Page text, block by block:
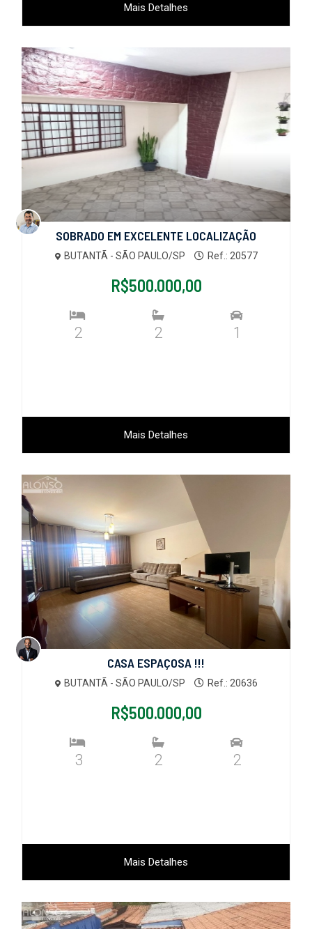
Mais Detalhes
SOBRADO EM EXCELENTE LOCALIZAÇÃO
BUTANTÃ - SÃO PAULO/SP Ref.: 20577
R$500.000,00
2 2 1
Mais Detalhes
CASA ESPAÇOSA !!!
BUTANTÃ - SÃO PAULO/SP Ref.: 20636
R$500.000,00
3 2 2
Mais Detalhes